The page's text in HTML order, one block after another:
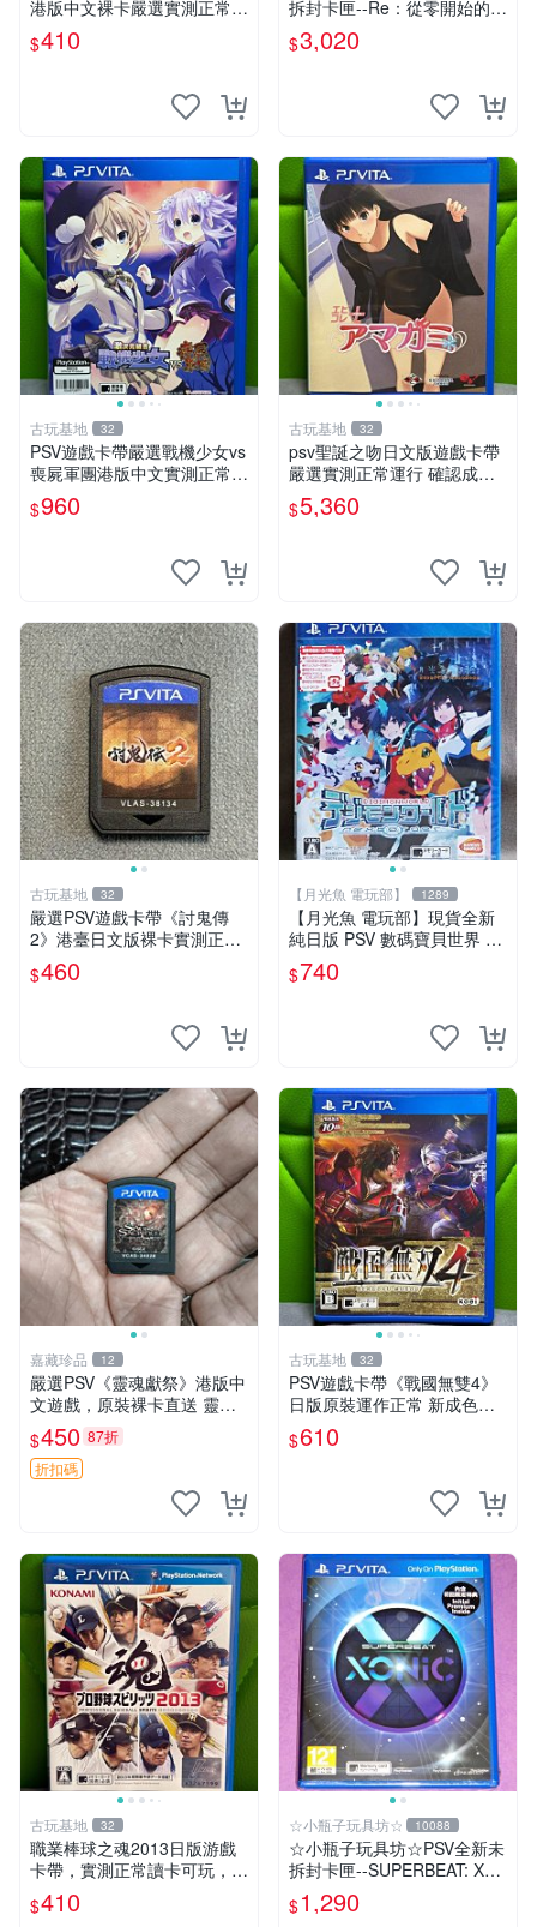
港版中文裸卡嚴選實測正常
索尼PSV專用 港版直營 psv
海賊無雙 港版
$410
拆封卡匣--Re：從零開始的異
世界生活 DEATH OR KISS
限定版 (日版)
$3,020
古玩基地 32
PSV遊戲卡帶嚴選戰機少女vs
喪屍軍團港版中文實測正常運
行即發 戰機少女 傳說 再戰
$960
古玩基地 32
psv聖誕之吻日文版遊戲卡帶
嚴選實測正常運行 確認成色
拍下即發 聖誕之吻 日文 psv
游戲
$5,360
古玩基地 32
嚴選PSV遊戲卡帶《討鬼傳
2》港臺日文版裸卡實測正常
全新套裝，只限PSV機玩 討
鬼傳2 PSV 港臺 日文 裸卡
$460
【月光魚 電玩部】 1289
【月光魚 電玩部】現貨全新
純日版 PSV 數碼寶貝世界 ne
xt 0rder 日版日文
$740
嘉藏珍品 12
嚴選PSV《靈魂獻祭》港版中
文遊戲，原裝裸卡直送 靈魂
獻祭 PSV 游戲 卡帶
$450 87折
折扣碼
古玩基地 32
PSV遊戲卡帶《戰國無雙4》
日版原裝運作正常 新成色如
圖拍賣請先確認 成色拍賣一
經成交概不退換 PSV遊戲 卡
$610
古玩基地 32
職業棒球之魂2013日版游戲
卡帶，實測正常讀卡可玩，少
量包裝壓痕，適合收藏家嚴選
職業棒球 2013 日版 游戲卡
$410
☆小瓶子玩具坊☆ 10088
☆小瓶子玩具坊☆PSV全新未
拆封卡匣--SUPERBEAT: XO
NiC 中文版
$1,290